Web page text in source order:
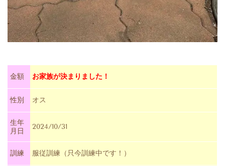
金額 お家族が決まりました！
性別 オス
生年
月日
2024/10/31
訓練 服従訓練（只今訓練中です！）